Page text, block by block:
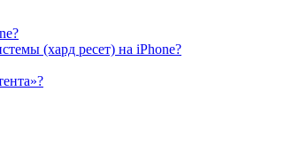
(хард ресет) на iPhone?